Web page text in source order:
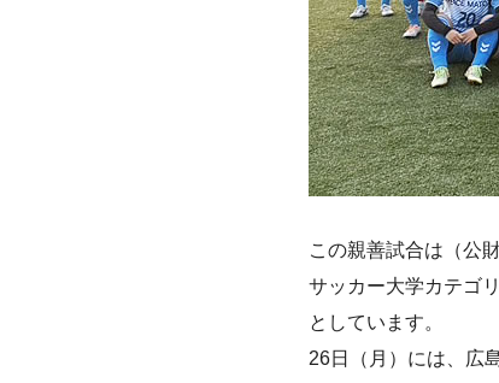
この親善試合は（公
サッカー大学カテゴ
としています。
26日（月）には、広